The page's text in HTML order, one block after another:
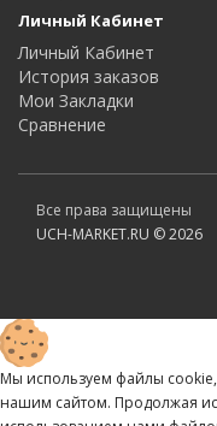
Личный Кабинет
Личный Кабинет
История заказов
Мои Закладки
Сравнение
Все права защищены
UCH-MARKET.RU © 2026
Мы используем файлы
нашим сайтом. Продолжая